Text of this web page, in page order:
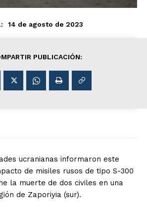
14 de agosto de 2023
PUBLICACIÓN:
ucranianas informaron este
de misiles rusos de tipo S-300
la muerte de dos civiles en una
de Zaporiyia (sur).